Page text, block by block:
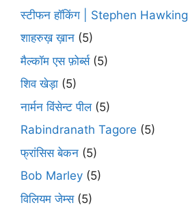
स्टीफन हॉकिंग | Stephen Hawking
शाहरुख़ ख़ान (5)
मैल्कॉम एस फ़ोर्ब्स(5)
शिव खेड़ा (5)
नार्मन विंसेन्ट पील(5)
Rabindranath Tagore (5)
फ्रांसिस बेकन (5)
Bob Marley (5)
विलियम जेम्स(5)